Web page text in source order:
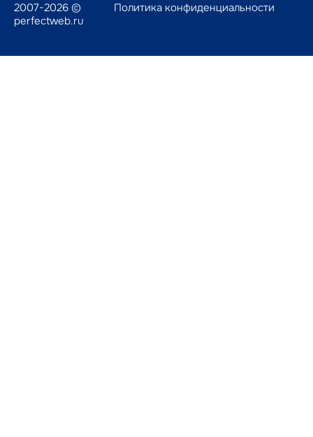
2007-2026 ©
perfectweb.ru
Политика конфиденциальности